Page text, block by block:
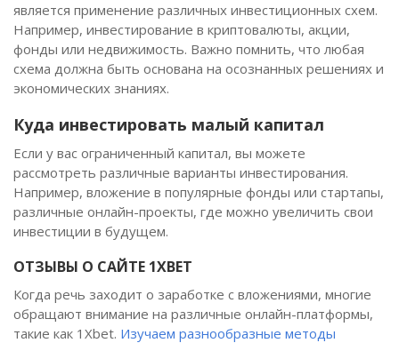
является применение различных инвестиционных схем.
Например, инвестирование в криптовалюты, акции,
фонды или недвижимость. Важно помнить, что любая
схема должна быть основана на осознанных решениях и
экономических знаниях.
Куда инвестировать малый капитал
Если у вас ограниченный капитал, вы можете
рассмотреть различные варианты инвестирования.
Например, вложение в популярные фонды или стартапы,
различные онлайн-проекты, где можно увеличить свои
инвестиции в будущем.
ОТЗЫВЫ О САЙТЕ 1XBET
Когда речь заходит о заработке с вложениями, многие
обращают внимание на различные онлайн-платформы,
такие как 1Xbet. Изучаем разнообразные методы